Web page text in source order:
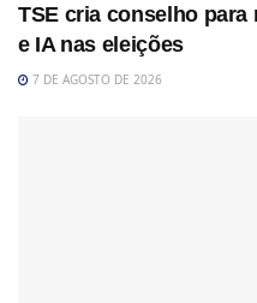
TSE cria conselho
e IA nas eleições
7 DE AGOSTO DE 2026